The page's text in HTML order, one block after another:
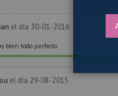
el día 30-01-2016
bien todo perfecto
el día 29-08-2015